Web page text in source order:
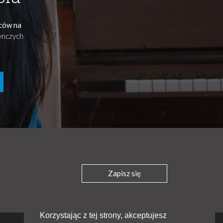
na
Zapisz się
Korzystając z tej strony, akceptujesz